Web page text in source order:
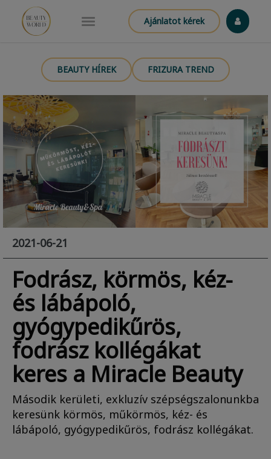
Ajánlatot kérek
BEAUTY HÍREK FRIZURA TREND
2021-06-21
Fodrász, körmös, kéz-
és lábápoló,
gyógypedikűrös,
fodrász kollégákat
keres a Miracle Beauty
Második kerületi, exkluzív szépségszalonunkba
keresünk körmös, műkörmös, kéz- és
lábápoló, gyógypedikűrös, fodrász kollégákat.